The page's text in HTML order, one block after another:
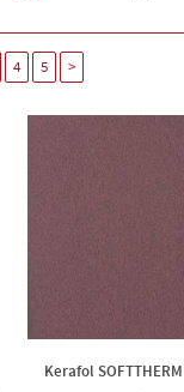
4 5 >
Kerafol